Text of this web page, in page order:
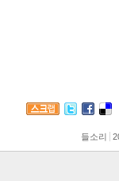
들소리